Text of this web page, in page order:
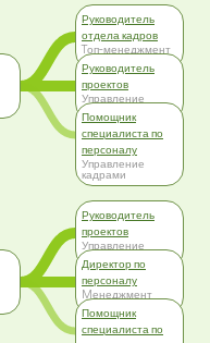
Руководитель
отдела кадров
Tоп-менеджмент
Руководитель
проектов
Управление
кадрами
Помощник
специалиста по
персоналу
Управление
кадрами
Руководитель
проектов
Управление
кадрами
Директор по
персоналу
Mенеджмент
Помощник
специалиста по